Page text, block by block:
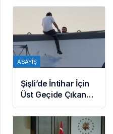
Yaptılar: 6 Gözaltı
ASAYIŞ
Şişli’de İntihar İçin
Üst Geçide Çıkan
Kişi Polis
Tarafından İkna
Edildi